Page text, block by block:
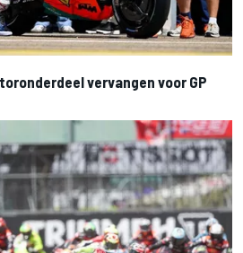
vervangen voor GP